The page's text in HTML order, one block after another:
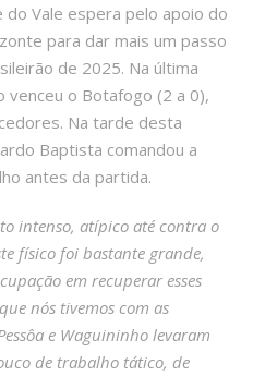
Vale espera pelo apoio do
para dar mais um passo
de 2025. Na última
venceu o Botafogo (2 a 0),
Na tarde desta
Baptista comandou a
antes da partida.
intenso, atípico até contra o
físico foi bastante grande,
em recuperar esses
nós tivemos com as
e Waguininho levaram
de trabalho tático, de